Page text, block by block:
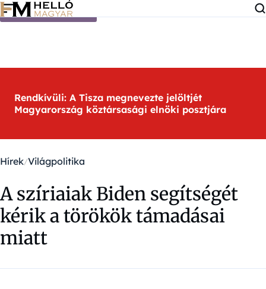
Ugrás a tartalomra
Rendkívüli: A Tisza megnevezte jelöltjét
Magyarország köztársasági elnöki posztjára
Hírek Világpolitika
A szíriaiak Biden segítségét
kérik a törökök támadásai
miatt